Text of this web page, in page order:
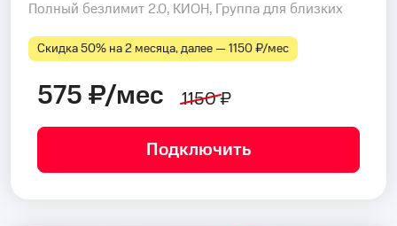
Полный безлимит 2.0, КИОН, Группа для близких
Скидка 50% на 2 месяца, далее — 1150 ₽⁠/⁠мес
575 ₽/мес 1150 ₽
Подключить